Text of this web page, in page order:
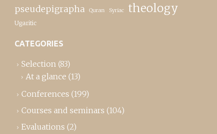
pseudepigrapha Quran Syriac theology
Ugaritic
CATEGORIES
Selection (83)
At a glance (13)
Conferences (199)
Courses and seminars (104)
Evaluations (2)